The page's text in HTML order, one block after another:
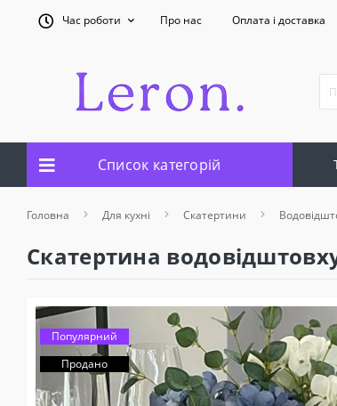
Час роботи Про нас Оплата і доставка
Список категорій
Головна Для кухні Скатертини
Скатертина
Популярний
Продано